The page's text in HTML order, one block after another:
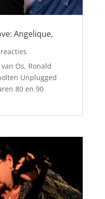
Angelique,
Os, Ronald
Unplugged
80 en 90